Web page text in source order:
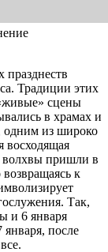
празднеств
Традиции этих
сцены
в храмах и
одним из широко
восходящая
волхвы пришли в
к
Так,
и 6 января
января, после